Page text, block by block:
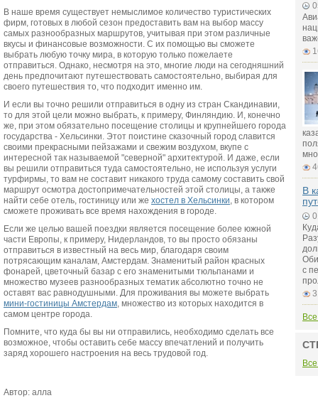
В наше время существует немыслимое количество туристических
фирм, готовых в любой сезон предоставить вам на выбор массу
самых разнообразных маршрутов, учитывая при этом различные
вкусы и финансовые возможности. С их помощью вы сможете
выбрать любую точку мира, в которую только пожелаете
отправиться. Однако, несмотря на это, многие люди на сегодняшний
день предпочитают путешествовать самостоятельно, выбирая для
своего путешествия то, что подходит именно им.
И если вы точно решили отправиться в одну из стран Скандинавии,
то для этой цели можно выбрать, к примеру, Финляндию. И, конечно
же, при этом обязательно посещение столицы и крупнейшего города
государства - Хельсинки. Этот поистине сказочный город славится
своими прекрасными пейзажами и свежим воздухом, вкупе с
интересной так называемой "северной" архитектурой. И даже, если
вы решили отправиться туда самостоятельно, не используя услуги
турфирмы, то вам не составит никакого труда самому составить свой
маршрут осмотра достопримечательностей этой столицы, а также
найти себе отель, гостиницу или же хостел в Хельсинки, в котором
сможете проживать все время нахождения в городе.
Если же целью вашей поездки является посещение более южной
части Европы, к примеру, Нидерландов, то вы просто обязаны
отправиться в известный на весь мир, благодаря своим
потрясающим каналам, Амстердам. Знаменитый район красных
фонарей, цветочный базар с его знаменитыми тюльпанами и
множество музеев разнообразных тематик абсолютно точно не
оставят вас равнодушными. Для проживания вы можете выбрать
мини-гостиницы Амстердам, множество из которых находится в
самом центре города.
Помните, что куда бы вы ни отправились, необходимо сделать все
возможное, чтобы оставить себе массу впечатлений и получить
заряд хорошего настроения на весь трудовой год.
Автор: алла
В
с